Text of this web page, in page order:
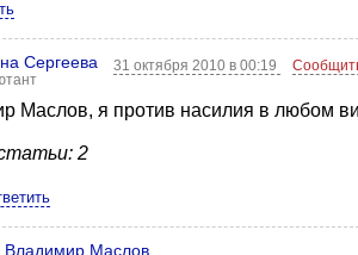
Сергеева 31 октября 2010 в 00:19
Маслов, я против насилия в любом
2
Владимир Маслов